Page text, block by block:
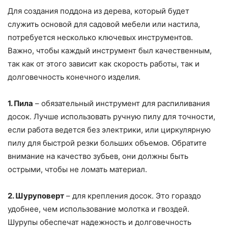
Для создания поддона из дерева, который будет
служить основой для садовой мебели или настила,
потребуется несколько ключевых инструментов.
Важно, чтобы каждый инструмент был качественным,
так как от этого зависит как скорость работы, так и
долговечность конечного изделия.
1. Пила – обязательный инструмент для распиливания
досок. Лучше использовать ручную пилу для точности,
если работа ведется без электрики, или циркулярную
пилу для быстрой резки больших объемов. Обратите
внимание на качество зубьев, они должны быть
острыми, чтобы не ломать материал.
2. Шуруповерт – для крепления досок. Это гораздо
удобнее, чем использование молотка и гвоздей.
Шурупы обеспечат надежность и долговечность